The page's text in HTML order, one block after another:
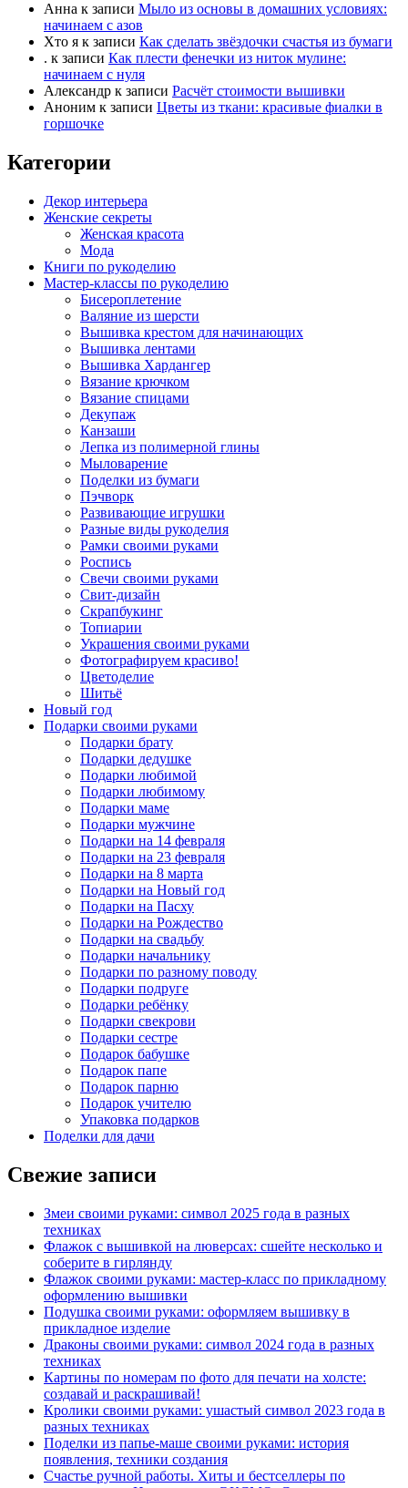
Анна к записи Мыло из основы в домашних условиях:
начинаем с азов
Хто я к записи Как сделать звёздочки счастья из бумаги
. к записи Как плести фенечки из ниток мулине:
начинаем с нуля
Александр к записи Расчёт стоимости вышивки
Аноним к записи Цветы из ткани: красивые фиалки в
горшочке
Категории
Декор интерьера
Женские секреты
Женская красота
Мода
Книги по рукоделию
Мастер-классы по рукоделию
Бисероплетение
Валяние из шерсти
Вышивка крестом для начинающих
Вышивка лентами
Вышивка Хардангер
Вязание крючком
Вязание спицами
Декупаж
Канзаши
Лепка из полимерной глины
Мыловарение
Поделки из бумаги
Пэчворк
Развивающие игрушки
Разные виды рукоделия
Рамки своими руками
Роспись
Свечи своими руками
Свит-дизайн
Скрапбукинг
Топиарии
Украшения своими руками
Фотографируем красиво!
Цветоделие
Шитьё
Новый год
Подарки своими руками
Подарки брату
Подарки дедушке
Подарки любимой
Подарки любимому
Подарки маме
Подарки мужчине
Подарки на 14 февраля
Подарки на 23 февраля
Подарки на 8 марта
Подарки на Новый год
Подарки на Пасху
Подарки на Рождество
Подарки на свадьбу
Подарки начальнику
Подарки по разному поводу
Подарки подруге
Подарки ребёнку
Подарки свекрови
Подарки сестре
Подарок бабушке
Подарок папе
Подарок парню
Подарок учителю
Упаковка подарков
Поделки для дачи
Свежие записи
Змеи своими руками: символ 2025 года в разных
техниках
Флажок с вышивкой на люверсах: сшейте несколько и
соберите в гирлянду
Флажок своими руками: мастер-класс по прикладному
оформлению вышивки
Подушка своими руками: оформляем вышивку в
прикладное изделие
Драконы своими руками: символ 2024 года в разных
техниках
Картины по номерам по фото для печати на холсте:
создавай и раскрашивай!
Кролики своими руками: ушастый символ 2023 года в
разных техниках
Поделки из папье-маше своими руками: история
появления, техники создания
Счастье ручной работы. Хиты и бестселлеры по